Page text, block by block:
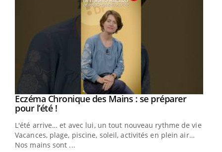
Youtube
Eczéma Chronique des Mains : se préparer
pour l’été !Youtube
L'été arrive… et avec lui, un tout nouveau rythme de vie !
Vacances, plage, piscine, soleil, activités en plein air…
Nos mains sont ...